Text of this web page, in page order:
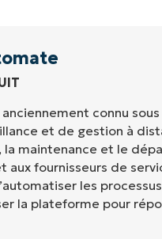
connu
et de gestion à
maintenance et le
fournisseurs de
les
la plateforme pour